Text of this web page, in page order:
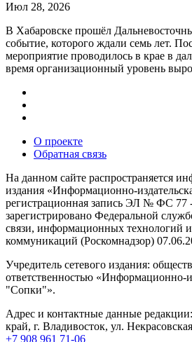
Июл 28, 2026
В Хабаровске прошёл
событие, которого ждали семь лет.
мероприятие проводилось в крае в
время организационный уровень
О проекте
Обратная связь
На данном сайте распространяется
издания «Информационно-
регистрационная запись ЭЛ № ФС 77
зарегистрировано Федеральной
связи, информационных технологий
коммуникаций (Роскомнадзор)
Учредитель сетевого издания:
ответственностью «Информационно-
"Сопки"».
Адрес и контактные данные
край, г. Владивосток, ул.
+7 908 961 71-06